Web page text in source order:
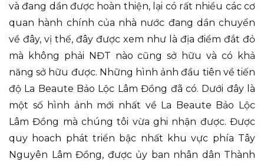
và đang dần được hoàn thiện, lại có rất nhiều các cơ
quan hành chính của nhà nước đang dần chuyển
về đây, vị thế, đây được xem như là địa điểm đắt đỏ
mà không phải NĐT nào cũng sở hữu và có khả
năng sở hữu được. Những hình ảnh đầu tiên về tiến
độ La Beaute Bảo Lộc Lâm Đồng đã có. Dưới đây là
một số hình ảnh mới nhất về La Beaute Bảo Lộc
Lâm Đồng mà chúng tôi vừa ghi nhận được. Được
quy hoach phát triển bậc nhất khu vực phía Tây
Nguyên Lâm Đồng, được ủy ban nhân dân Thành